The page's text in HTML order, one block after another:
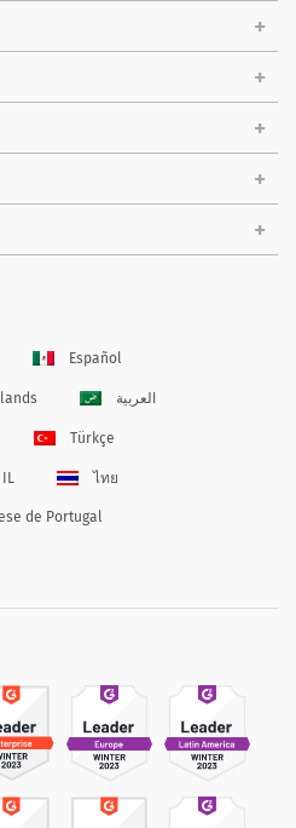
Español
العربية
Türkçe
ไทย
de Portugal